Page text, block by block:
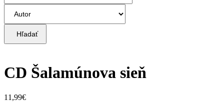
Hľadať
CD Šalamúnova sieň
11,99€